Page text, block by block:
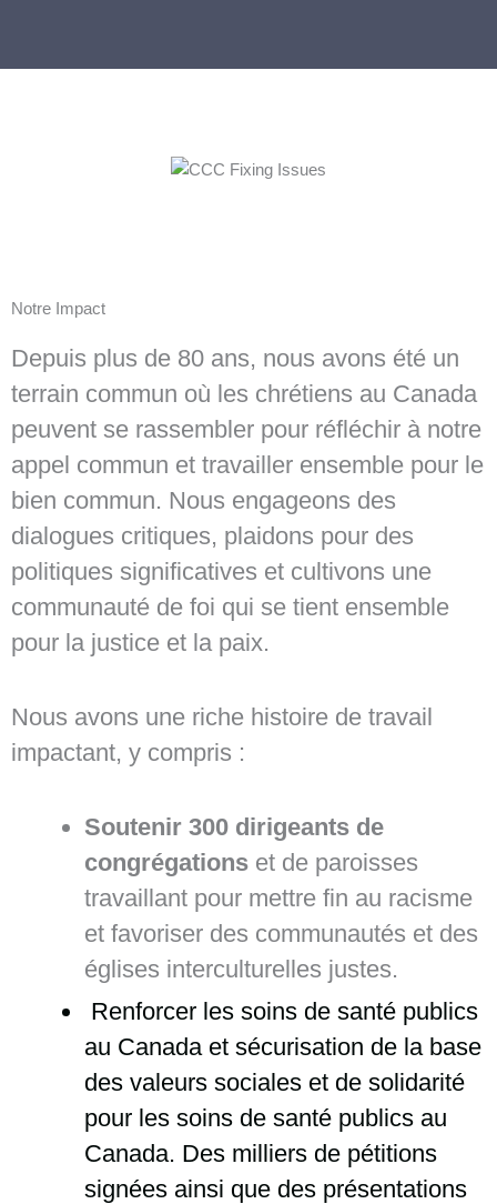
Notre Impact
Depuis plus de 80 ans, nous avons été un
terrain commun où les chrétiens au Canada
peuvent se rassembler pour réfléchir à notre
appel commun et travailler ensemble pour le
bien commun. Nous engageons des
dialogues critiques, plaidons pour des
politiques significatives et cultivons une
communauté de foi qui se tient ensemble
pour la justice et la paix.
Nous avons une riche histoire de travail
impactant, y compris :
Soutenir 300 dirigeants de
congrégationset de paroisses
travaillant pour mettre fin au racisme
et favoriser des communautés et des
églises interculturelles justes.
Renforcer les soins de santé publics
au Canada et sécurisation de la base
des valeurs sociales et de solidarité
pour les soins de santé publics au
Canada. Des milliers de pétitions
signées ainsi que des présentations